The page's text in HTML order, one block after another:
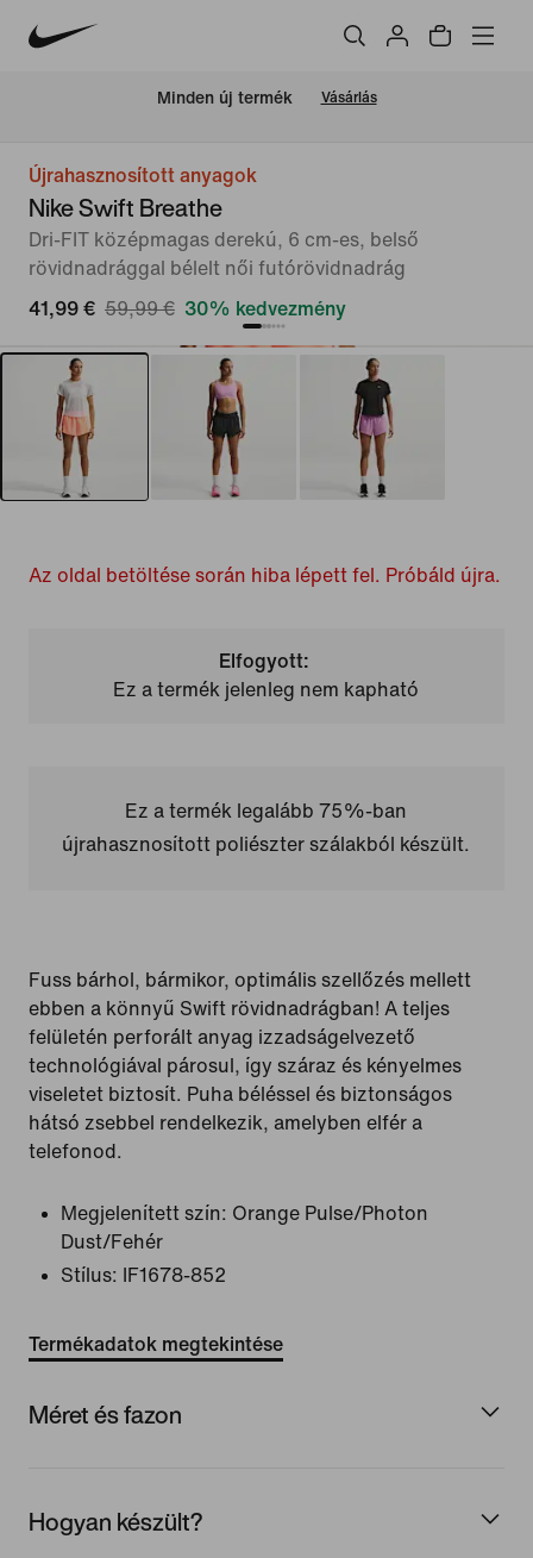
Minden új termék Vásárlás
Újrahasznosított anyagok
Nike Swift Breathe
Dri-FIT középmagas derekú, 6 cm-es, belső
rövidnadrággal bélelt női futórövidnadrág
41,99 € 59,99 € 30% kedvezmény
Az oldal betöltése során hiba lépett fel. Próbáld újra.
Elfogyott:
Ez a termék jelenleg nem kapható
Ez a termék legalább 75%-ban
újrahasznosított poliészter szálakból készült.
Fuss bárhol, bármikor, optimális szellőzés mellett
ebben a könnyű Swift rövidnadrágban! A teljes
felületén perforált anyag izzadságelvezető
technológiával párosul, így száraz és kényelmes
viseletet biztosít. Puha béléssel és biztonságos
hátsó zsebbel rendelkezik, amelyben elfér a
telefonod.
Megjelenített szín: Orange Pulse/Photon
Dust/Fehér
Stílus:
IF1678-852
Termékadatok megtekintése
Méret és fazon
Hogyan készült?